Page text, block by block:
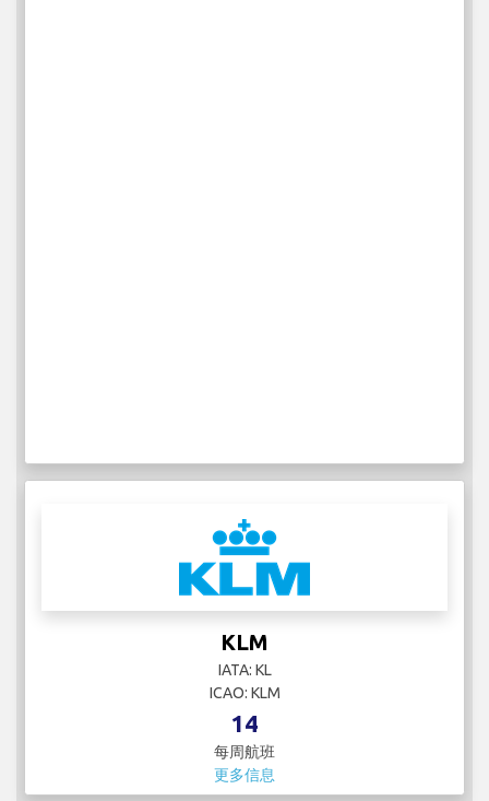
KLM
IATA: KL
ICAO: KLM
14
每周航班
更多信息